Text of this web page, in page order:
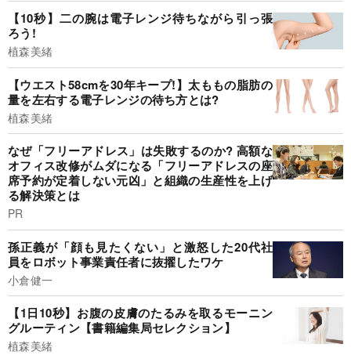
【10秒】二の腕は電子レンジ待ちながら引っ張
ろう!
植森美緒
【ウエスト58cmを30年キープ!】太ももの脂肪の
量を左右する電子レンジの待ち方とは?
植森美緒
なぜ「フリーアドレス」は失敗するのか? 高額な
オフィス改修がムダになる「フリーアドレスの座
席予約が定着しない元凶」と組織の生産性を上げ
る解決策とは
PR
孫正義が「顔も見たくない」と激怒した20代社
員をロボット事業責任者に抜擢したワケ
小倉健一
【1日10秒】お腹の皮膚のたるみを取るモーニン
グルーティン【書籍編集局セレクション】
植森美緒